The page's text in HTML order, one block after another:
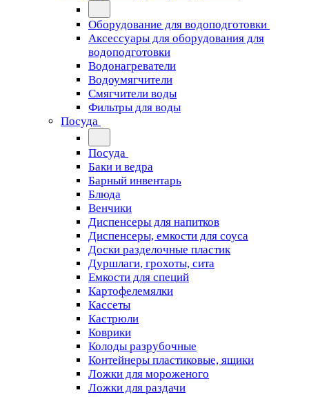
Оборудование для водоподготовки
Аксессуары для оборудования для
водоподготовки
Водонагреватели
Водоумягчители
Смягчители воды
Фильтры для воды
Посуда
Посуда
Баки и ведра
Барный инвентарь
Блюда
Венчики
Диспенсеры для напитков
Диспенсеры, емкости для соуса
Доски разделочные пластик
Дуршлаги, грохоты, сита
Емкости для специй
Картофелемялки
Кассеты
Кастрюли
Коврики
Колоды разрубочные
Контейнеры пластиковые, ящики
Ложки для мороженого
Ложки для раздачи